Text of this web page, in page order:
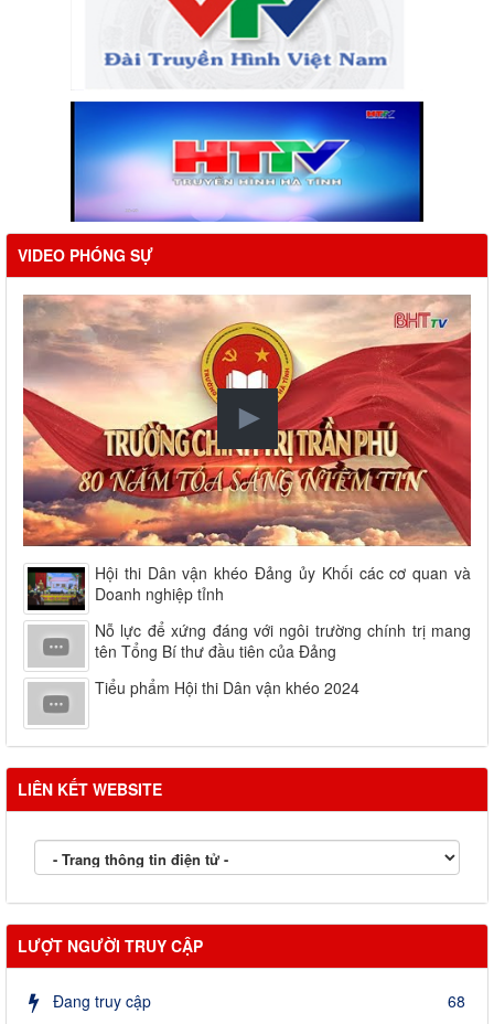
VIDEO PHÓNG SỰ
Hội thi Dân vận khéo Đảng ủy Khối các cơ quan và
Doanh nghiệp tỉnh
Nỗ lực để xứng đáng với ngôi trường chính trị mang
tên Tổng Bí thư đầu tiên của Đảng
Tiểu phẩm Hội thi Dân vận khéo 2024
LIÊN KẾT WEBSITE
LƯỢT NGƯỜI TRUY CẬP
Đang truy cập
68